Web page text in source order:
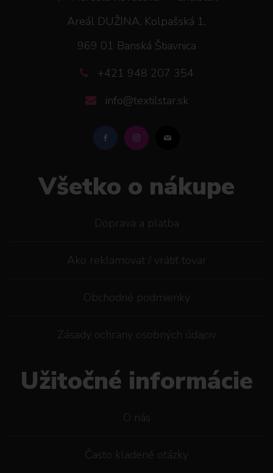
Areál DUŽINA, Kolpašská 1,
969 01 Banská Štiavnica
+421 948 207 354
info@textilstar.sk
Všetko o nákupe
Doprava a platba
Ako reklamovat / vrátiť tovar
Obchodné podmienky
Zásady ochrany osobných údajov
Užitočné informácie
O nás
Často kladené otázky